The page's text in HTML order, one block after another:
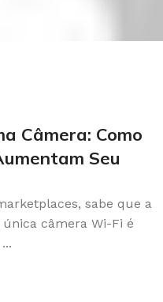
Câmera: Como
Seu
sabe que a
câmera Wi-Fi é